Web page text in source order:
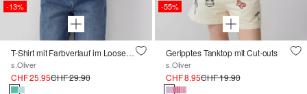
-13%
T-Shirt mit Farbverlauf im Loose Fit
s.Oliver
CHF 25.95CHF 29.90
-55%
Geripptes Tanktop mit Cut-outs
s.Oliver
CHF 8.95CHF 19.90